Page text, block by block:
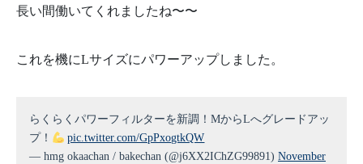
長い間働いてくれましたね〜〜
これを機にLサイズにパワーアップしました。
らくらくパワーフィルターを新調！MからLへグレードアッ
プ！
pic.twitter.com/GpPxogtkQW
— hmg okaachan / bakechan (@j6XX2IChZG99891) November